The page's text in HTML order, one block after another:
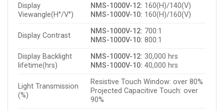
Display
Viewangle(H°/V°)
NMS-1000V-12: 160(H)/140(V)
NMS-1000V-10: 160(H)/160(V)
Display Contrast
NMS-1000V-12: 700:1
NMS-1000V-10: 800:1
Display Backlight
lifetime(hrs)
NMS-1000V-12: 30,000 hrs
NMS-1000V-10: 40,000 hrs
Light Transmission
(%)
Resistive Touch Window: over 80%
Projected Capacitive Touch: over
90%